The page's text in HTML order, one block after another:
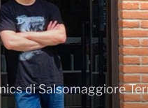
di Salsomaggiore